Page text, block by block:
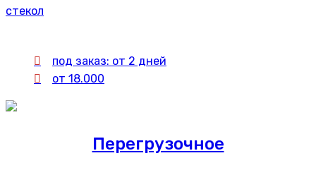
стекол
под заказ: от 2 дней
от 18.000
Перегрузочное